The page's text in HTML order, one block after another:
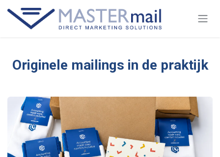
Originele mailings in de praktijk